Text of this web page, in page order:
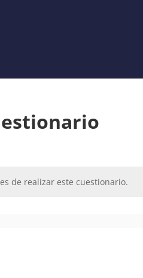
de realizar este cuestionario.